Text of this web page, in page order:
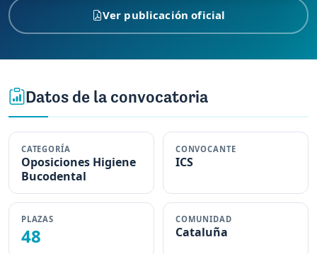
Ver publicación oficial
Datos de la convocatoria
CATEGORÍA
Oposiciones Higiene
Bucodental
CONVOCANTE
ICS
PLAZAS
48
COMUNIDAD
Cataluña